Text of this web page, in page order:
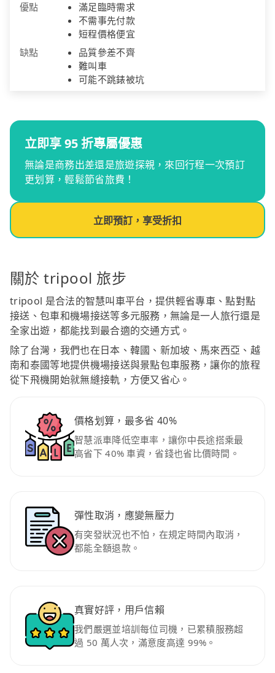
優點
滿足臨時需求
不需事先付款
短程價格便宜
缺點
品質參差不齊
難叫車
可能不跳錶被坑
立即享 95 折專屬優惠
無論是商務出差還是旅遊探親，來回行程一次預訂
更划算，輕鬆節省旅費！
立即預訂，享受折扣
關於 tripool 旅步
tripool 是合法的智慧叫車平台，提供輕省專車、點對點
接送、包車和機場接送等多元服務，無論是一人旅行還是
全家出遊，都能找到最合適的交通方式。
除了台灣，我們也在日本、韓國、新加坡、馬來西亞、越
南和泰國等地提供機場接送與景點包車服務，讓你的旅程
從下飛機開始就無縫接軌，方便又省心。
價格划算，最多省 40%
智慧派車降低空車率，讓你中長途搭乘最
高省下 40% 車資，省錢也省比價時間。
彈性取消，應變無壓力
有突發狀況也不怕，在規定時間內取消，
都能全額退款。
真實好評，用戶信賴
我們嚴選並培訓每位司機，已累積服務超
過 50 萬人次，滿意度高達 99%。